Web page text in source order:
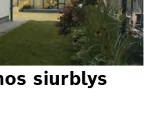
siurblys